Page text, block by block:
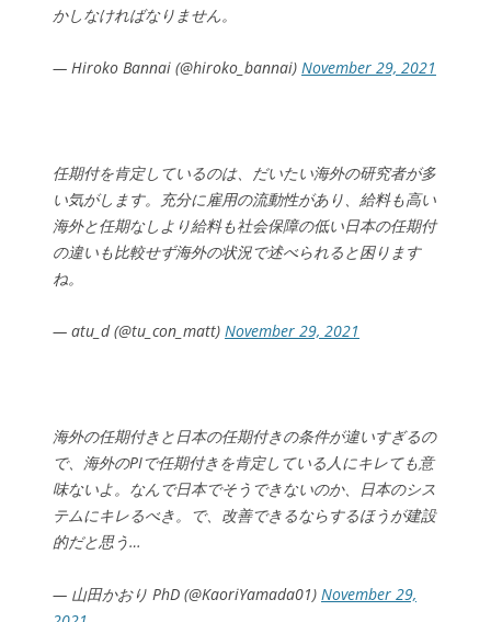
かしなければなりません。
— Hiroko Bannai️‍ (@hiroko_bannai) November 29, 2021
任期付を肯定しているのは、だいたい海外の研究者が多
い気がします。充分に雇用の流動性があり、給料も高い
海外と任期なしより給料も社会保障の低い日本の任期付
の違いも比較せず海外の状況で述べられると困ります
ね。
— atu_d (@tu_con_matt) November 29, 2021
海外の任期付きと日本の任期付きの条件が違いすぎるの
で、海外のPIで任期付きを肯定している人にキレても意
味ないよ。なんで日本でそうできないのか、日本のシス
テムにキレるべき。で、改善できるならするほうが建設
的だと思う…
— 山田かおり PhD (@KaoriYamada01) November 29,